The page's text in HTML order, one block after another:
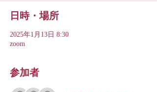
日時・場所
2025年1月13日 8:30
zoom
参加者